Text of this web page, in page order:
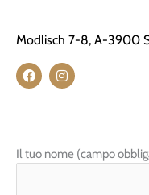
Modlisch 7-8, A-3900
F
a
k
I
n
a
Il tuo nome (campo